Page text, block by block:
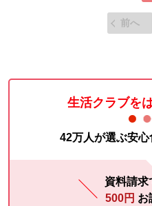
前へ
生活クラブを
42万人が選ぶ安
資料請求
500円 お